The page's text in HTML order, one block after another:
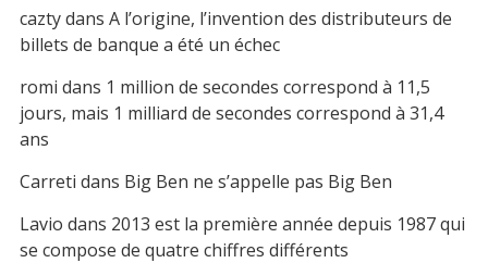
caztydans A l’origine, l’invention des distributeurs de
billets de banque a été un échec
romi dans 1 million de secondes correspond à 11,5
jours, mais 1 milliard de secondes correspond à 31,4
ans
Carreti dans Big Ben ne s’appelle pas Big Ben
Lavio dans 2013 est la première année depuis 1987 qui
se compose de quatre chiffres différents